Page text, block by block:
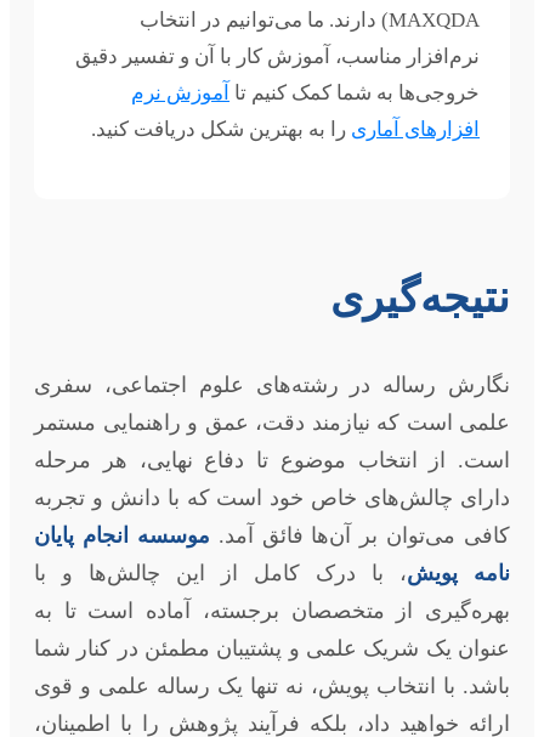
MAXQDA) دارند. ما می‌توانیم در انتخاب
نرم‌افزار مناسب، آموزش کار با آن و تفسیر دقیق
خروجی‌ها به شما کمک کنیم تا آموزش نرم
افزارهای آماری را به بهترین شکل دریافت کنید.
نتیجه‌گیری
نگارش رساله در رشته‌های علوم اجتماعی، سفری
علمی است که نیازمند دقت، عمق و راهنمایی مستمر
است. از انتخاب موضوع تا دفاع نهایی، هر مرحله
دارای چالش‌های خاص خود است که با دانش و تجربه
کافی می‌توان بر آن‌ها فائق آمد. موسسه انجام پایان
نامه پویش، با درک کامل از این چالش‌ها و با
بهره‌گیری از متخصصان برجسته، آماده است تا به
عنوان یک شریک علمی و پشتیبان مطمئن در کنار شما
باشد. با انتخاب پویش، نه تنها یک رساله علمی و قوی
ارائه خواهید داد، بلکه فرآیند پژوهش را با اطمینان،